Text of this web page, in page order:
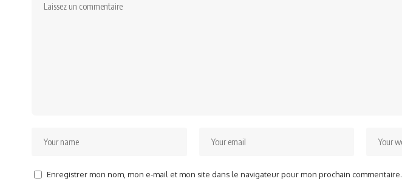
Enregistrer mon nom, mon e-mail et mon site dans le navigateur pour mon prochain commentaire.